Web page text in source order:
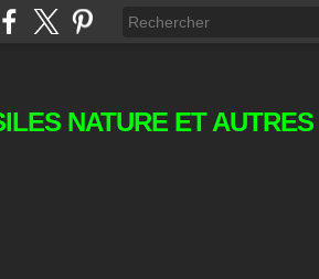
NATURE ET AUTRES